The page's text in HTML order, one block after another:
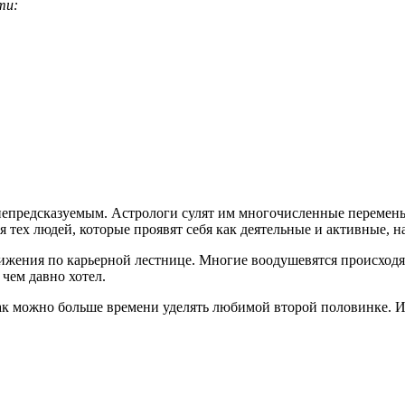
Астрологи сулят им многочисленные
людей, которые проявят себя как деятельные и активные,
по карьерной лестнице. Многие воодушевятся
давно хотел.
можно больше времени уделять любимой второй половинке.